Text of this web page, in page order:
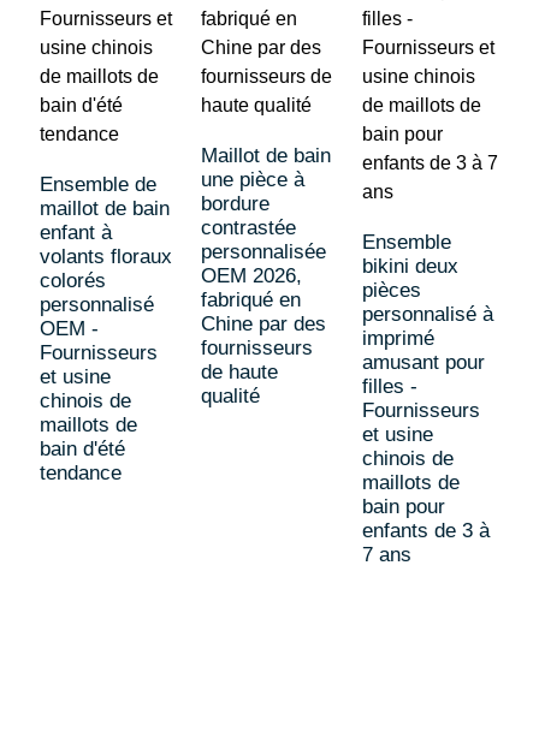
Ensemble de
maillot de bain
enfant à
volants floraux
colorés
personnalisé
OEM -
Fournisseurs
et usine
chinois de
maillots de
bain d'été
tendance
Maillot de bain
une pièce à
bordure
contrastée
personnalisée
OEM 2026,
fabriqué en
Chine par des
fournisseurs
de haute
qualité
Ensemble
bikini deux
pièces
personnalisé à
imprimé
amusant pour
filles -
Fournisseurs
et usine
chinois de
maillots de
bain pour
enfants de 3 à
7 ans